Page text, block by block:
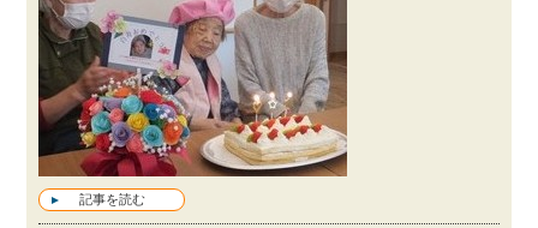
記事を読む